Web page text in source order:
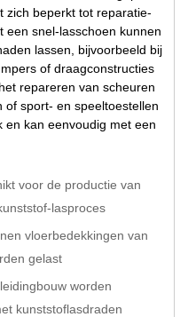
zich beperkt tot reparatie-
een snel-lasschoen kunnen
lassen, bijvoorbeeld bij
of draagconstructies
repareren van scheuren
of sport- en speeltoestellen
en kan eenvoudig met een
voor de productie van
lasproces
vloerbedekkingen van
gelast
worden
kunststoflasdraden